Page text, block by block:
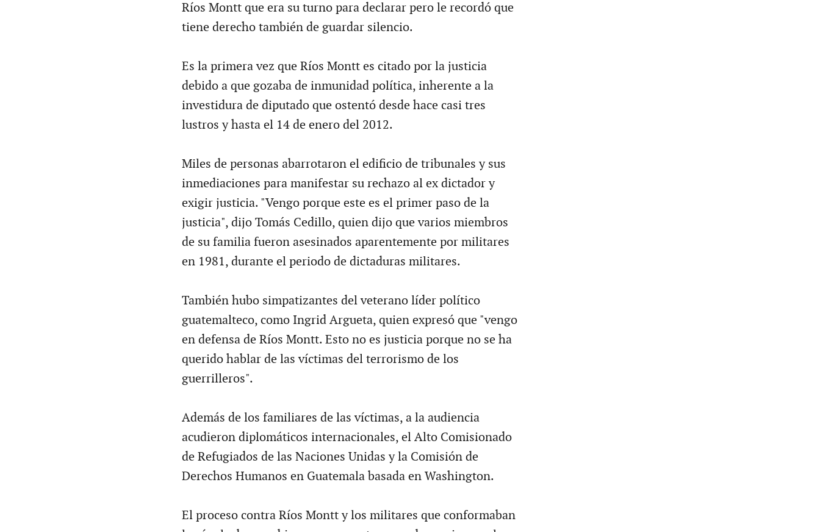
Ríos Montt que era su turno para declarar pero le recordó que
tiene derecho también de guardar silencio.
Es la primera vez que Ríos Montt es citado por la justicia
debido a que gozaba de inmunidad política, inherente a la
investidura de diputado que ostentó desde hace casi tres
lustros y hasta el 14 de enero del 2012.
Miles de personas abarrotaron el edificio de tribunales y sus
inmediaciones para manifestar su rechazo al ex dictador y
exigir justicia. "Vengo porque este es el primer paso de la
justicia", dijo Tomás Cedillo, quien dijo que varios miembros
de su familia fueron asesinados aparentemente por militares
en 1981, durante el periodo de dictaduras militares.
También hubo simpatizantes del veterano líder político
guatemalteco, como Ingrid Argueta, quien expresó que "vengo
en defensa de Ríos Montt. Esto no es justicia porque no se ha
querido hablar de las víctimas del terrorismo de los
guerrilleros".
Además de los familiares de las víctimas, a la audiencia
acudieron diplomáticos internacionales, el Alto Comisionado
de Refugiados de las Naciones Unidas y la Comisión de
Derechos Humanos en Guatemala basada en Washington.
El proceso contra Ríos Montt y los militares que conformaban